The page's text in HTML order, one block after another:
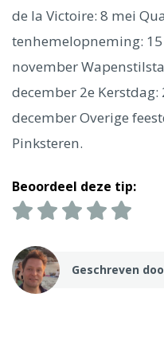
Rome Berlijn
Dublin
Hong Kong
Madrid
Vancouver
Alles bekijken
de la Victoire: 8 mei
tenhemelopneming:
november
december 2e
december Overige
Pinksteren.
Beoordeel deze tip:
Geschreven